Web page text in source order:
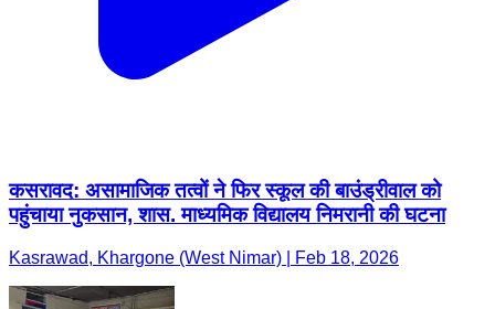
कसरावद: असामाजिक तत्वों ने फिर स्कूल की बाउंड्रीवाल को
पहुंचाया नुकसान, शास. माध्यमिक विद्यालय निमरानी की घटना
Kasrawad, Khargone (West Nimar) | Feb 18, 2026